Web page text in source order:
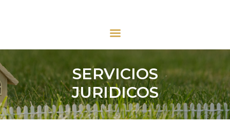
SERVICIOS
JURIDICOS
URBAN INMOBILIARIA
Urban Inmobiliaria
INICIO
QUIÉNES SOMOS
VENTAS
ARRIENDOS